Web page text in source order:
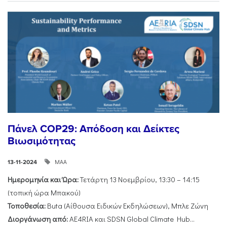
Πάνελ COP29: Απόδοση και Δείκτες
Βιωσιμότητας
13-11-2024 ΜΑΑ
Ημερομηνία και Ώρα:Τετάρτη 13 Νοεμβρίου, 13:30 – 14:15
(τοπική ώρα Μπακού)
Τοποθεσία: Buta (Αίθουσα Ειδικών Εκδηλώσεων), Μπλε Ζώνη
Διοργάνωση από:AE4RIA και SDSN Global Climate Hub...